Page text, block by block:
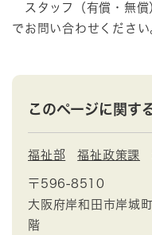
スタッフ（有償・無償
でお問い合わせください
このページに関す
福祉部 福祉政策課
〒596-8510
大阪府岸和田市岸城
階